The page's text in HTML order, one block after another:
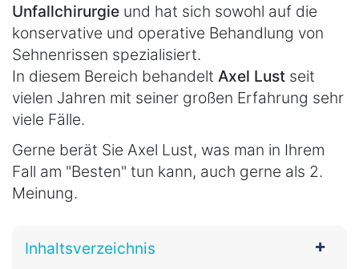
Unfallchirurgie und hat sich sowohl auf die
konservative und operative Behandlung von
Sehnenrissen spezialisiert.
In diesem Bereich behandelt Axel Lust seit
vielen Jahren mit seiner großen Erfahrung sehr
viele Fälle.
Gerne berät Sie Axel Lust, was man in Ihrem
Fall am "Besten" tun kann, auch gerne als 2.
Meinung.
Inhaltsverzeichnis